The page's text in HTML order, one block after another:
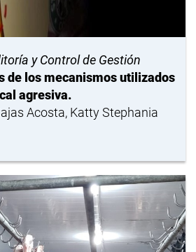
y Control de Gestión
de los mecanismos utilizados
agresiva.
Acosta, Katty Stephania